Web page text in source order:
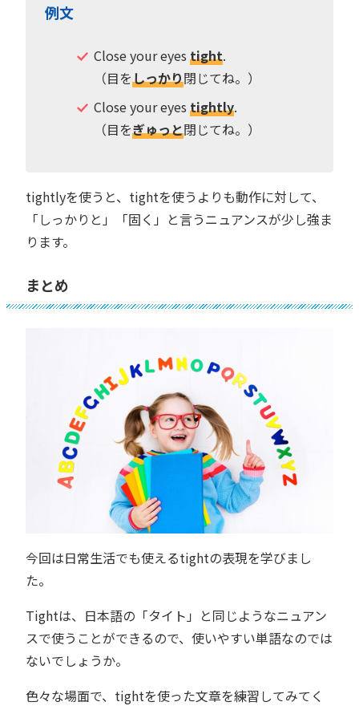
例文
Close your eyes tight.
（目をしっかり閉じてね。）
Close your eyes tightly.
（目をぎゅっと閉じてね。）
tightlyを使うと、tightを使うよりも動作に対して、
「しっかりと」「固く」と言うニュアンスが少し強ま
ります。
まとめ
今回は日常生活でも使えるtightの表現を学びまし
た。
Tightは、日本語の「タイト」と同じようなニュアン
スで使うことができるので、使いやすい単語なのでは
ないでしょうか。
色々な場面で、tightを使った文章を練習してみてく